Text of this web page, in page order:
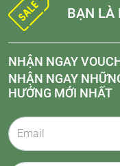
BẠN LÀ
NHẬN NGAY
NHẬN NGAY
HƯỚNG MỚI NHẤT